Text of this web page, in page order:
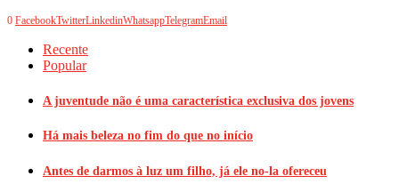
0 FacebookTwitterLinkedinWhatsappTelegramEmail
Recente
Popular
A juventude não é uma característica exclusiva dos jovens
Há mais beleza no fim do que no início
Antes de darmos à luz um filho, já ele no-la ofereceu